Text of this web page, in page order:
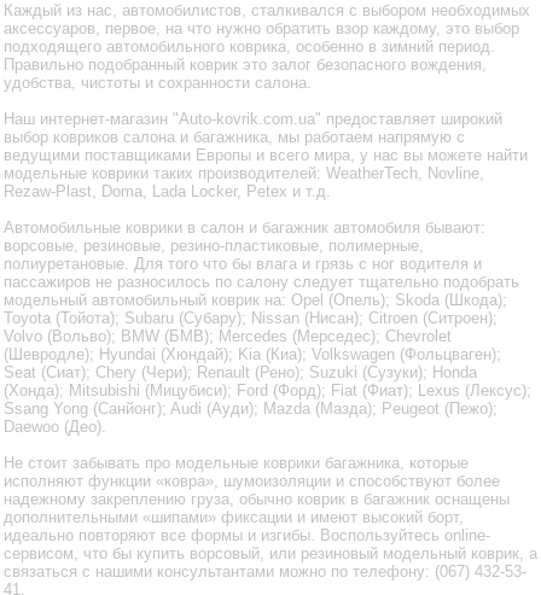
Каждый из нас, автомобилистов, сталкивался с выбором необходимых
аксессуаров, первое, на что нужно обратить взор каждому, это выбор
подходящего автомобильного коврика, особенно в зимний период.
Правильно подобранный коврик это залог безопасного вождения,
удобства, чистоты и сохранности салона.
Наш интернет-магазин "Auto-kovrik.com.ua" предоставляет широкий
выбор ковриков салона и багажника, мы работаем напрямую с
ведущими поставщиками Европы и всего мира, у нас вы можете найти
модельные коврики таких производителей: WeatherTech, Novline,
Rezaw-Plast, Doma, Lada Locker, Petex и т.д.
Автомобильные коврики в салон и багажник автомобиля бывают:
ворсовые, резиновые, резино-пластиковые, полимерные,
полиуретановые. Для того что бы влага и грязь с ног водителя и
пассажиров не разносилось по салону следует тщательно подобрать
модельный автомобильный коврик на: Opel (Опель); Skoda (Шкода);
Toyota (Тойота); Subaru (Субару); Nissan (Нисан); Citroen (Ситроен);
Volvo (Вольво); BMW (БМВ); Mercedes (Мерседес); Chevrolet
(Шевродле); Hyundai (Хюндай); Kia (Киа); Volkswagen (Фольцваген);
Seat (Сиат); Chery (Чери); Renault (Рено); Suzuki (Сузуки); Honda
(Хонда); Mitsubishi (Мицубиси); Ford (Форд); Fiat (Фиат); Lexus (Лексус);
Ssang Yong (Санйонг); Audi (Ауди); Mazda (Мазда); Peugeot (Пежо);
Daewoo (Део).
Не стоит забывать про модельные коврики багажника, которые
исполняют функции «ковра», шумоизоляции и способствуют более
надежному закреплению груза, обычно коврик в багажник оснащены
дополнительными «шипами» фиксации и имеют высокий борт,
идеально повторяют все формы и изгибы. Воспользуйтесь online-
сервисом, что бы купить ворсовый, или резиновый модельный коврик, а
связаться с нашими консультантами можно по телефону: (067) 432-53-
41.